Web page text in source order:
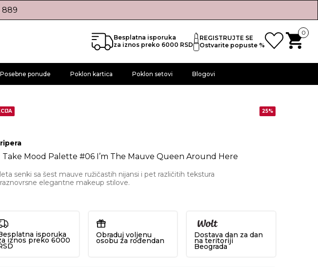
889
Besplatna isporuka
za iznos preko 6000 RSD
REGISTRUJTE SE
Ostvarite popuste %
0
Posebne ponude Poklon kartica Poklon setovi Blogovi
25%
Take Mood Palette #06 I’m The Mauve Queen Around Here
senki sa šest mauve ružičastih nijansi i pet različitih tekstura
elegantne makeup stilove.
isporuka
iznos preko 6000
Obraduj voljenu
osobu za rođendan
Dostava dan za dan
na teritoriji
Beograda